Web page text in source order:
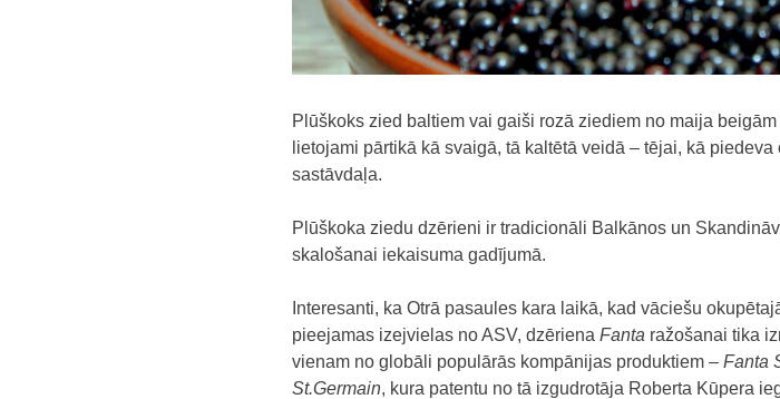
Plūškoks zied baltiem vai gaiši rozā ziediem no maija
lietojami pārtikā kā svaigā, tā kaltētā veidā – tējai, kā
sastāvdaļa.
Plūškoka ziedu dzērieni ir tradicionāli Balkānos un
skalošanai iekaisuma gadījumā.
Interesanti, ka Otrā pasaules kara laikā, kad vāciešu
pieejamas izejvielas no ASV, dzēriena Fanta ražošanai tika
vienam no globāli populārās kompānijas produktiem – Fanta
St.Germain, kura patentu no tā izgudrotāja Roberta Kūpera